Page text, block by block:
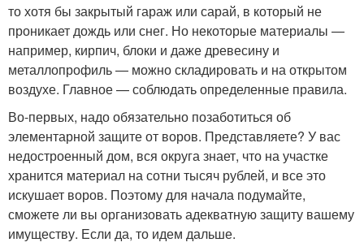
то хотя бы закрытый гараж или сарай, в который не
проникает дождь или снег. Но некоторые материалы —
например, кирпич, блоки и даже древесину и
металлопрофиль — можно складировать и на открытом
воздухе. Главное — соблюдать определенные правила.
Во-первых, надо обязательно позаботиться об
элементарной защите от воров. Представляете? У вас
недостроенный дом, вся округа знает, что на участке
хранится материал на сотни тысяч рублей, и все это
искушает воров. Поэтому для начала подумайте,
сможете ли вы организовать адекватную защиту вашему
имуществу. Если да, то идем дальше.